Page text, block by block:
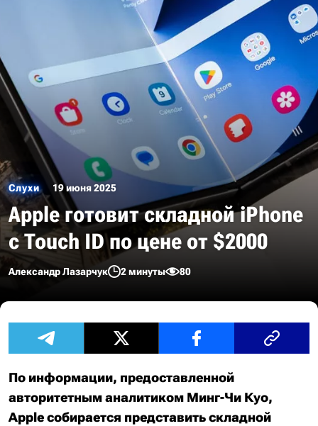
Слухи 19 июня 2025
Apple готовит складной iPhone
с Touch ID по цене от $2000
Александр Лазарчук 2 минуты 80
По информации, предоставленной
авторитетным аналитиком Минг-Чи Куо,
Apple собирается представить складной